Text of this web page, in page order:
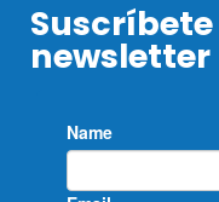
newsletter